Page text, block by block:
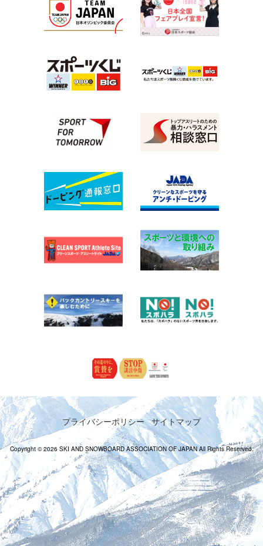
プライバシーポリシー サイトマップ
Copyright © 2026 SKI AND SNOWBOARD ASSOCIATION OF JAPAN All Rights Reserved.